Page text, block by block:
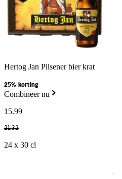
Hertog Jan Pilsener bier krat
25% korting
Combineer nu
15.99
21.32
24 x 30 cl